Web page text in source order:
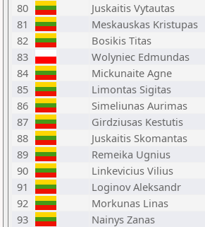
80
Juskaitis Vytautas
81
Meskauskas Kristupas
82
Bosikis Titas
83
Wolyniec Edmundas
84
Mickunaite Agne
85
Limontas Sigitas
86
Simeliunas Aurimas
87
Girdziusas Kestutis
88
Juskaitis Skomantas
89
Remeika Ugnius
90
Linkevicius Vilius
91
Loginov Aleksandr
92
Morkunas Linas
93
Nainys Zanas